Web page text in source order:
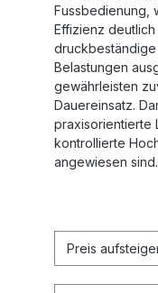
Fussbedienung,
Effizienz deutlich
Belastungen
gewährleisten
Dauereinsatz.
praxisorientierte
kontrollierte
angewiesen sind.